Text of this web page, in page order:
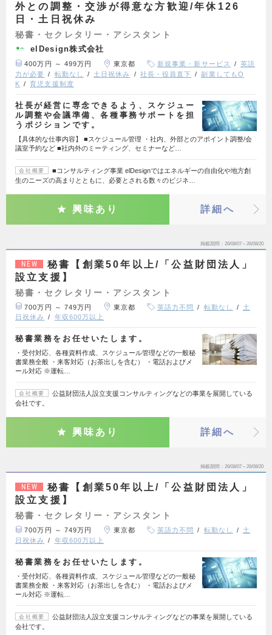
外との調整・交渉が得意な方歓迎/年休126
日・土日祝休み
秘書・セクレタリー・アシスタント
elDesign株式会社
400万円 ～ 499万円 東京都 新規事業・新サービス
英語
力が必要
転勤なし 土日祝休み 社長・役員直下
副業してもO
K
育児支援制度
社長が経営に専念できるよう、スケジュー
ル調整や会議準備、各種事務サポートを担
うポジションです。
【具体的な仕事内容】 ■スケジュール管理 ・社内、外部とのアポイント調整/会
議室予約など ■社内外のミーティング、セミナーなど…
会社概要
■コンサルティング事業 elDesignではエネルギーの自由化や地方創
生のニーズの高まりとともに、必要とされる数々のビジネ…
興味あり 詳細へ
掲載期間 26/08/07～26/08/20
NEW
秘書【創業50年以上/「公益財団法人」
設立支援】
秘書・セクレタリー・アシスタント
700万円 ～ 749万円 東京都 英語力不問 転勤なし
土
日祝休み
年収600万以上
秘書業務をお任せいたします。
・受付対応、各種資料作成、スケジュール管理などの一般秘
書業務全般 ・来客対応（お茶出しを含む） ・電話およびメ
ール対応 ※運転…
会社概要
公益財団法人設立支援コンサルティングなどの事業を展開している
会社です。
興味あり 詳細へ
掲載期間 26/08/07～26/08/20
NEW
秘書【創業50年以上/「公益財団法人」
設立支援】
秘書・セクレタリー・アシスタント
700万円 ～ 749万円 東京都 英語力不問 転勤なし
土
日祝休み
年収600万以上
秘書業務をお任せいたします。
・受付対応、各種資料作成、スケジュール管理などの一般秘
書業務全般 ・来客対応（お茶出しを含む） ・電話およびメ
ール対応 ※運転…
会社概要
公益財団法人設立支援コンサルティングなどの事業を展開している
会社です。